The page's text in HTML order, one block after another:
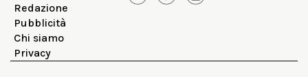
Redazione
Pubblicità
Chi siamo
Privacy